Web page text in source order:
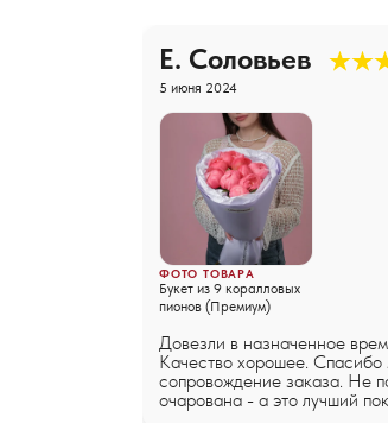
Е. Соловьев
5 июня 2024
ФОТО ТОВАРА
Букет из 9 коралловых
пионов (Премиум)
Довезли в назначенное
Качество хорошее.
сопровождение заказа. Не
очарована - а это лучший